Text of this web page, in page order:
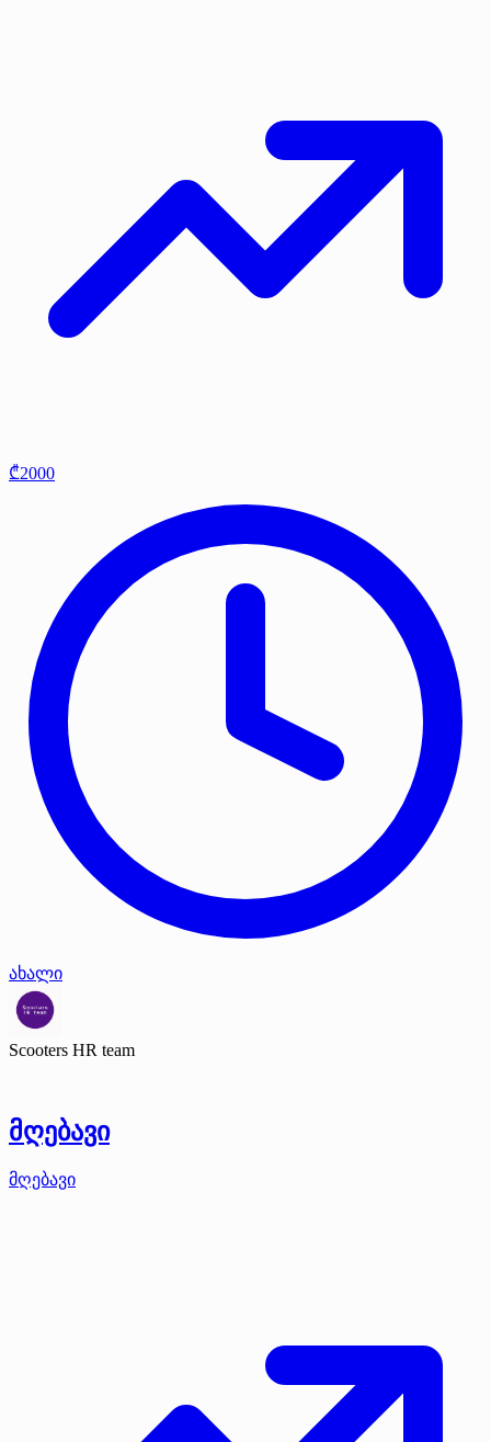
₾2000
ახალი
Scooters HR team
მღებავი
მღებავი